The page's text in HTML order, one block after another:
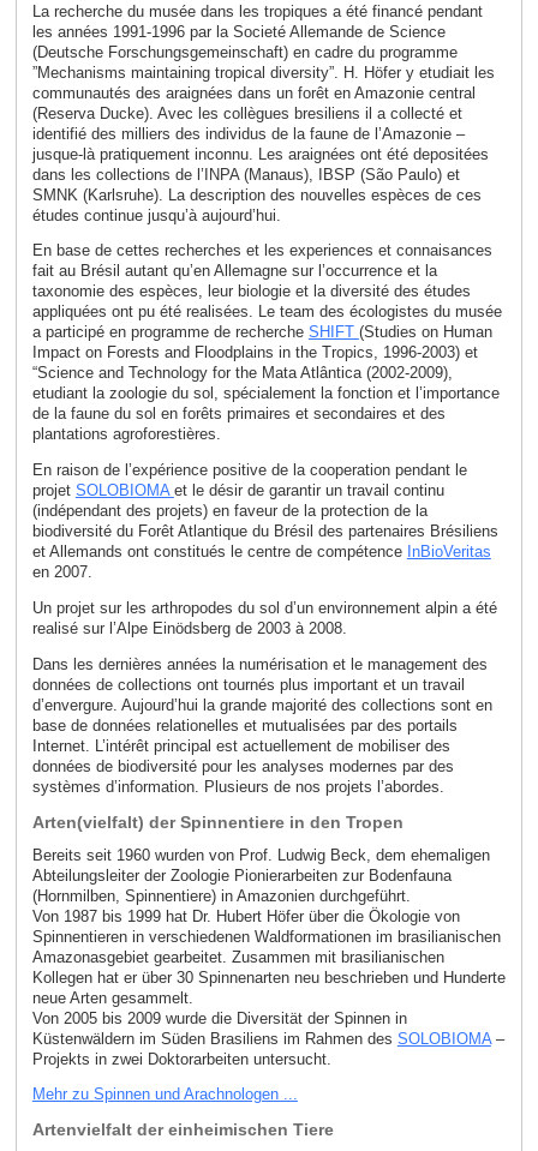
La recherche du musée dans les tropiques a été financé pendant
les années 1991-1996 par la Societé Allemande de Science
(Deutsche Forschungsgemeinschaft) en cadre du programme
”Mechanisms maintaining tropical diversity”. H. Höfer y etudiait les
communautés des araignées dans un forêt en Amazonie central
(Reserva Ducke). Avec les collègues bresiliens il a collecté et
identifié des milliers des individus de la faune de l’Amazonie –
jusque-là pratiquement inconnu. Les araignées ont été depositées
dans les collections de l’INPA (Manaus), IBSP (São Paulo) et
SMNK (Karlsruhe). La description des nouvelles espèces de ces
études continue jusqu’à aujourd’hui.
En base de cettes recherches et les experiences et connaisances
fait au Brésil autant qu’en Allemagne sur l’occurrence et la
taxonomie des espèces, leur biologie et la diversité des études
appliquées ont pu été realisées. Le team des écologistes du musée
a participé en programme de recherche SHIFT (Studies on Human
Impact on Forests and Floodplains in the Tropics, 1996-2003) et
“Science and Technology for the Mata Atlântica (2002-2009),
etudiant la zoologie du sol, spécialement la fonction et l’importance
de la faune du sol en forêts primaires et secondaires et des
plantations agroforestières.
En raison de l’expérience positive de la cooperation pendant le
projet SOLOBIOMA et le désir de garantir un travail continu
(indépendant des projets) en faveur de la protection de la
biodiversité du Forêt Atlantique du Brésil des partenaires Brésiliens
et Allemands ont constitués le centre de compétence InBioVeritas
en 2007.
Un projet sur les arthropodes du sol d’un environnement alpin a été
realisé sur l’Alpe Einödsberg de 2003 à 2008.
Dans les dernières années la numérisation et le management des
données de collections ont tournés plus important et un travail
d’envergure. Aujourd’hui la grande majorité des collections sont en
base de données relationelles et mutualisées par des portails
Internet. L’intérêt principal est actuellement de mobiliser des
données de biodiversité pour les analyses modernes par des
systèmes d’information. Plusieurs de nos projets l’abordes.
Arten(vielfalt) der Spinnentiere in den Tropen
Bereits seit 1960 wurden von Prof. Ludwig Beck, dem ehemaligen
Abteilungsleiter der Zoologie Pionierarbeiten zur Bodenfauna
(Hornmilben, Spinnentiere) in Amazonien durchgeführt.
Von 1987 bis 1999 hat Dr. Hubert Höfer über die Ökologie von
Spinnentieren in verschiedenen Waldformationen im brasilianischen
Amazonasgebiet gearbeitet. Zusammen mit brasilianischen
Kollegen hat er über 30 Spinnenarten neu beschrieben und Hunderte
neue Arten gesammelt.
Von 2005 bis 2009 wurde die Diversität der Spinnen in
Küstenwäldern im Süden Brasiliens im Rahmen des SOLOBIOMA–
Projekts in zwei Doktorarbeiten untersucht.
Mehr zu Spinnen und Arachnologen ...
Artenvielfalt der einheimischen Tiere